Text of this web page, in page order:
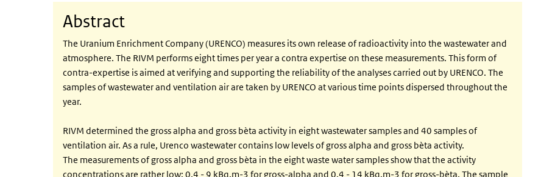
Abstract
The Uranium Enrichment Company (URENCO) measures its own release of radioactivity into the wastewater and
atmosphere. The RIVM performs eight times per year a contra expertise on these measurements. This form of
contra-expertise is aimed at verifying and supporting the reliability of the analyses carried out by URENCO. The
samples of wastewater and ventilation air are taken by URENCO at various time points dispersed throughout the
year.
RIVM determined the gross alpha and gross bèta activity in eight wastewater samples and 40 samples of
ventilation air. As a rule, Urenco wastewater contains low levels of gross alpha and gross bèta activity.
The measurements of gross alpha and gross bèta in the eight waste water samples show that the activity
concentrations are rather low: 0,4 - 9 kBq.m-3 for gross-alpha and 0,4 - 14 kBq.m-3 for gross-bèta. The sample